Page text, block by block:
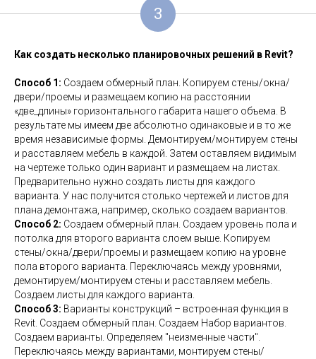
3
Как создать несколько планировочных решений в Revit?
Способ 1: Создаем обмерный план. Копируем стены/окна/
двери/проемы и размещаем копию на расстоянии
«две_длины» горизонтального габарита нашего объема. В
результате мы имеем две абсолютно одинаковые и в то же
время независимые формы. Демонтируем/монтируем стены
и расставляем мебель в каждой. Затем оставляем видимым
на чертеже только один вариант и размещаем на листах.
Предварительно нужно создать листы для каждого
варианта. У нас получится столько чертежей и листов для
плана демонтажа, например, сколько создаем вариантов.
Способ 2: Создаем обмерный план. Создаем уровень пола и
потолка для второго варианта слоем выше. Копируем
стены/окна/двери/проемы и размещаем копию на уровне
пола второго варианта. Переключаясь между уровнями,
демонтируем/монтируем стены и расставляем мебель.
Создаем листы для каждого варианта.
Способ 3: Варианты конструкций – встроенная функция в
Revit. Создаем обмерный план. Создаем Набор вариантов.
Создаем варианты. Определяем "неизменные части".
Переключаясь между вариантами, монтируем стены/